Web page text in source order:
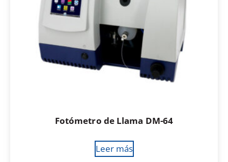
Fotómetro de Llama DM-64
Leer más